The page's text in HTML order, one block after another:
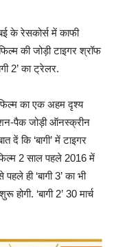
के रेसकोर्स में काफी
की जोड़ी टाइगर श्रॉफ
2’ का ट्रेलर.
का एक अहम दृश्य
पैक जोड़ी ऑनस्क्रीन
दें कि ‘बागी’ में टाइगर
2 साल पहले 2016 में
ही ‘बागी 3’ का भी
‘बागी 2’ 30 मार्च